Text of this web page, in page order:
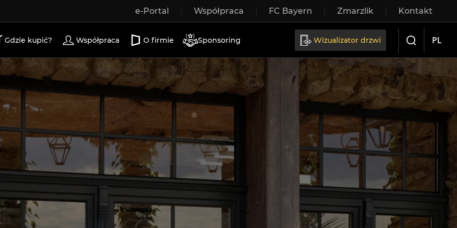
e-Portal Współpraca FC Bayern Zmarzlik Kontakt
drzwi tarasowe drzwi przesuwne
Gdzie kupić? Współpraca O firmie Sponsoring Wizualizator drzwi PL